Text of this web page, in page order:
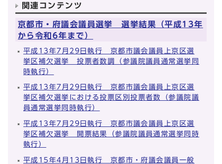
関連コンテンツ
京都市・府議会議員選挙 選挙結果（平成13年
から令和6年まで）
平成13年7月29日執行 京都市議会議員上京区選
挙区補欠選挙 投票者数調（参議院議員通常選挙同
時執行）
平成13年7月29日執行 京都市議会議員上京区選
挙区補欠選挙における投票区別投票者数（参議院議
員通常選挙同時執行）
平成13年7月29日執行 京都市議会議員上京区選
挙区補欠選挙 開票結果（参議院議員通常選挙同時
執行）
平成15年4月13日執行 京都市・府議会議員一般